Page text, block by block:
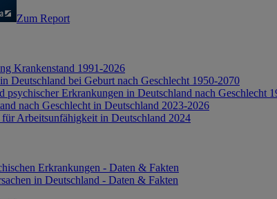
Zum Report
Krankenstand 1991-2026
Deutschland bei Geburt nach Geschlecht 1950-2070
psychischer Erkrankungen in Deutschland nach Geschlecht
nach Geschlecht in Deutschland 2023-2026
Arbeitsunfähigkeit in Deutschland 2024
Erkrankungen - Daten & Fakten
in Deutschland - Daten & Fakten